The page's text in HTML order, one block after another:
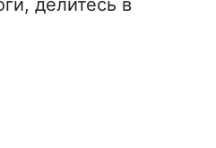
делитесь в